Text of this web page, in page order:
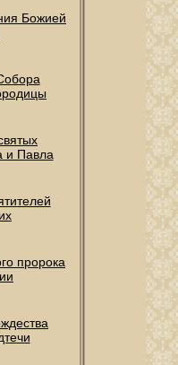
Божией
и Павла
пророка